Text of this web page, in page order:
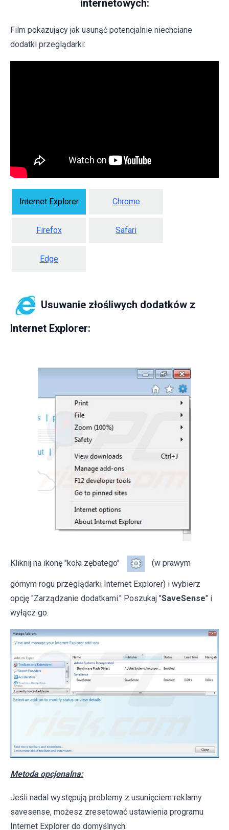
internetowych:
Film pokazujący jak usunąć potencjalnie niechciane
dodatki przeglądarki:
Internet Explorer Chrome
Firefox Safari
Edge
Usuwanie złośliwych dodatków z
Internet Explorer:
Kliknij na ikonę "koła zębatego" (w prawym
górnym rogu przeglądarki Internet Explorer) i wybierz
opcję "Zarządzanie dodatkami." Poszukaj "SaveSense" i
wyłącz go.
Metoda opcjonalna:
Jeśli nadal występują problemy z usunięciem reklamy
savesense, możesz zresetować ustawienia programu
Internet Explorer do domyślnych.